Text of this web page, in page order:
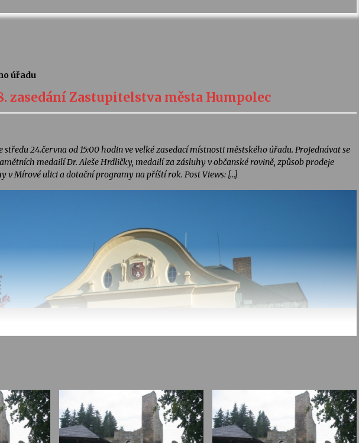
úřadu
zasedání Zastupitelstva města Humpolec
středu 24.června od 15:00 hodin ve velké zasedací místnosti městského úřadu. Projednávat se
medailí Dr. Aleše Hrdličky, medailí za zásluhy v občanské rovině, způsob prodeje
v Mírové ulici a dotační programy na příští rok. Post Views: […]